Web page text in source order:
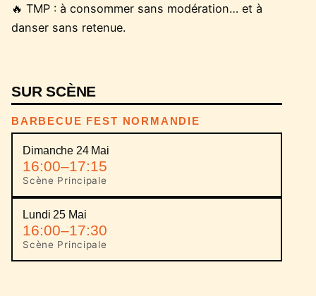
🔥 TMP : à consommer sans modération… et à
danser sans retenue.
SUR SCÈNE
BARBECUE FEST NORMANDIE
Dimanche 24 Mai
16:00–17:15
Scène Principale
Lundi 25 Mai
16:00–17:30
Scène Principale